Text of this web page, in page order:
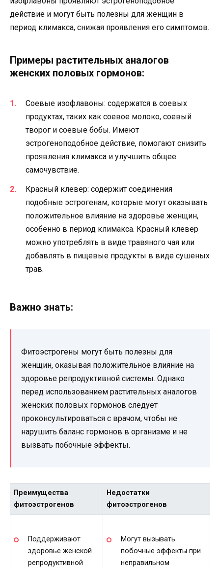
действие и могут быть полезны для женщин в
период климакса, снижая проявления его симптомов.
Примеры растительных аналогов
женских половых гормонов:
Соевые изофлавоны: содержатся в соевых
продуктах, таких как соевое молоко, соевый
творог и соевые бобы. Имеют
эстрогеноподобное действие, помогают снизить
проявления климакса и улучшить общее
самочувствие.
Красный клевер: содержит соединения
подобные эстрогенам, которые могут оказывать
положительное влияние на здоровье женщин,
особенно в период климакса. Красный клевер
можно употреблять в виде травяного чая или
добавлять в пищевые продукты в виде сушеных
трав.
Важно знать:
Фитоэстрогены могут быть полезны для
женщин, оказывая положительное влияние на
здоровье репродуктивной системы. Однако
перед использованием растительных аналогов
женских половых гормонов следует
проконсультироваться с врачом, чтобы не
нарушить баланс гормонов в организме и не
вызвать побочные эффекты.
Преимущества
фитоэстрогенов
Недостатки
фитоэстрогенов
Поддерживают
здоровье женской
репродуктивной
Могут вызывать
побочные эффекты при
неправильном